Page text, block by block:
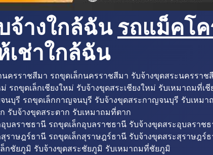
จ้างใกล้ฉัน รถแม็คโ
เช่าใกล้ฉัน
ครราชสีมา รถขุดเล็กนครราชสีมา รับจ้างขุดสระนครรา
รถขุดเล็กเชียงใหม่ รับจ้างขุดสระเชียงใหม่ รับเหมาถมที่เชี
บุรี รถขุดเล็กกาญจนบุรี รับจ้างขุดสระกาญจนบุรี รับเหม
รับจ้างขุดสระตาก รับเหมาถมที่ตาก
บลราชธานี รถขุดเล็กอุบลราชธานี รับจ้างขุดสระอุบลราช
ราษฎร์ธานี รถขุดเล็กสุราษฎร์ธานี รับจ้างขุดสระสุราษฎร์
กชัยภูมิ รับจ้างขุดสระชัยภูมิ รับเหมาถมที่ชัยภูมิ